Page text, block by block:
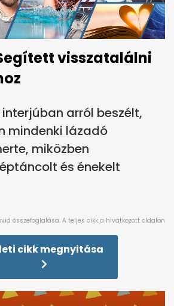
visszatalálni
arról beszélt,
mindenki lázadó
miközben
és énekelt
cikk megnyitása